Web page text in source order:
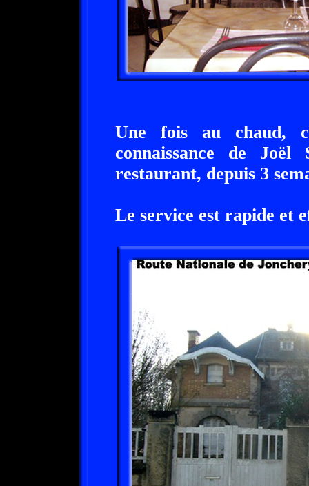
Une fois au chaud,
connaissance de
restaurant, depuis 3
Le service est rapide et